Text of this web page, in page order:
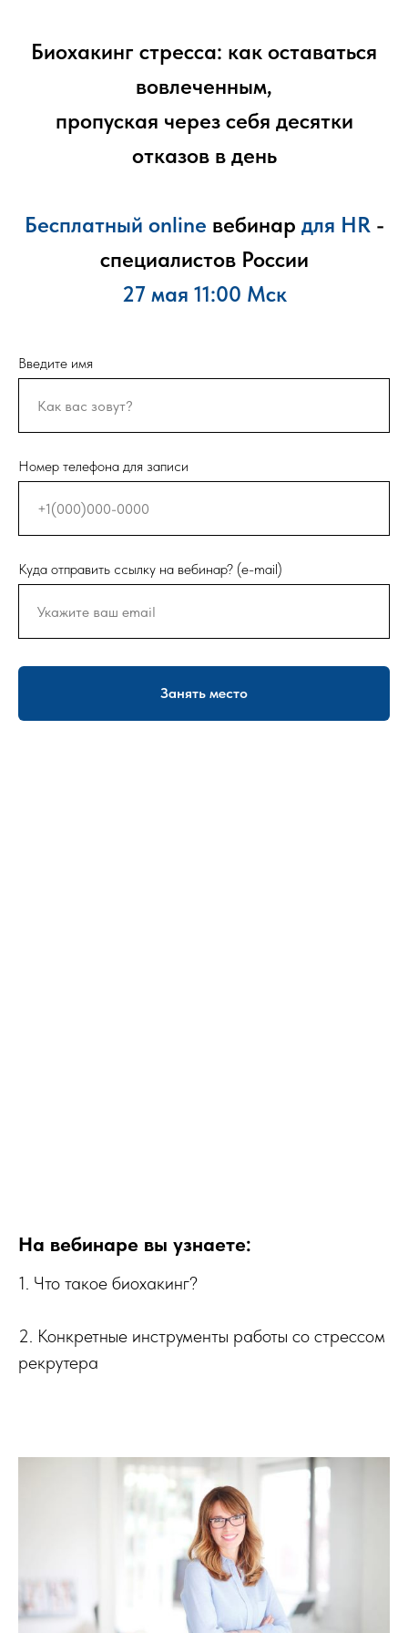
Биохакинг стресса: как оставаться
вовлеченным,
пропуская через себя десятки
отказов в день
Бесплатный online вебинар для HR -
специалистов России
27 мая 11:00 Мск
Введите имя
Номер телефона для записи
Куда отправить ссылку на вебинар? (e-mail)
Занять место
На вебинаре вы узнаете:
1. Что такое биохакинг?
2. Конкретные инструменты работы со стрессом
рекрутера